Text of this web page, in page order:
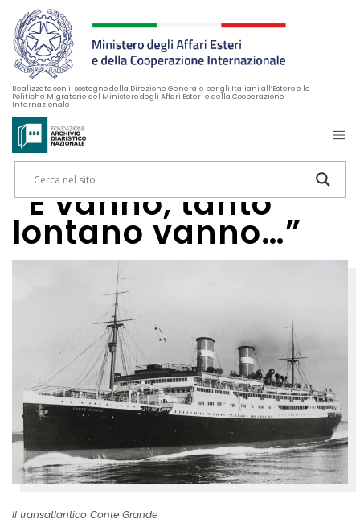
Realizzato con il sostegno della Direzione Generale per gli Italiani all’Estero e le
Politiche Migratorie del Ministero degli Affari Esteri e della Cooperazione
Internazionale
“E vanno, tanto
lontano vanno…”
Il transatlantico Conte Grande